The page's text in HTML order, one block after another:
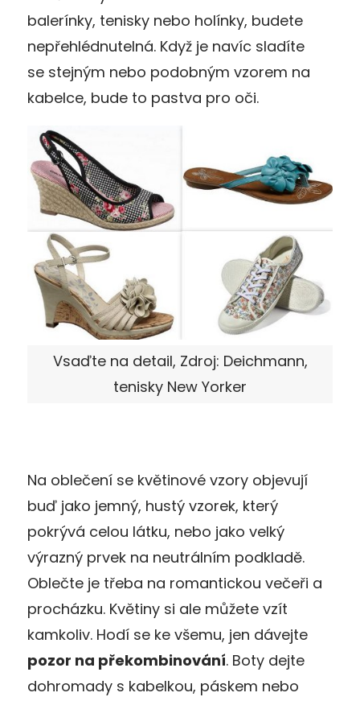
balerínky, tenisky nebo holínky, budete
nepřehlédnutelná. Když je navíc sladíte
se stejným nebo podobným vzorem na
kabelce, bude to pastva pro oči.
Vsaďte na detail, Zdroj: Deichmann,
tenisky New Yorker
Na oblečení se květinové vzory objevují
buď jako jemný, hustý vzorek, který
pokrývá celou látku, nebo jako velký
výrazný prvek na neutrálním podkladě.
Oblečte je třeba na romantickou večeři a
procházku. Květiny si ale můžete vzít
kamkoliv. Hodí se ke všemu, jen dávejte
pozor na překombinování. Boty dejte
dohromady s kabelkou, páskem nebo